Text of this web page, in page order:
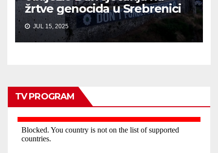
žrtve genocida u Srebrenici
JUL 15, 2025
TV PROGRAM